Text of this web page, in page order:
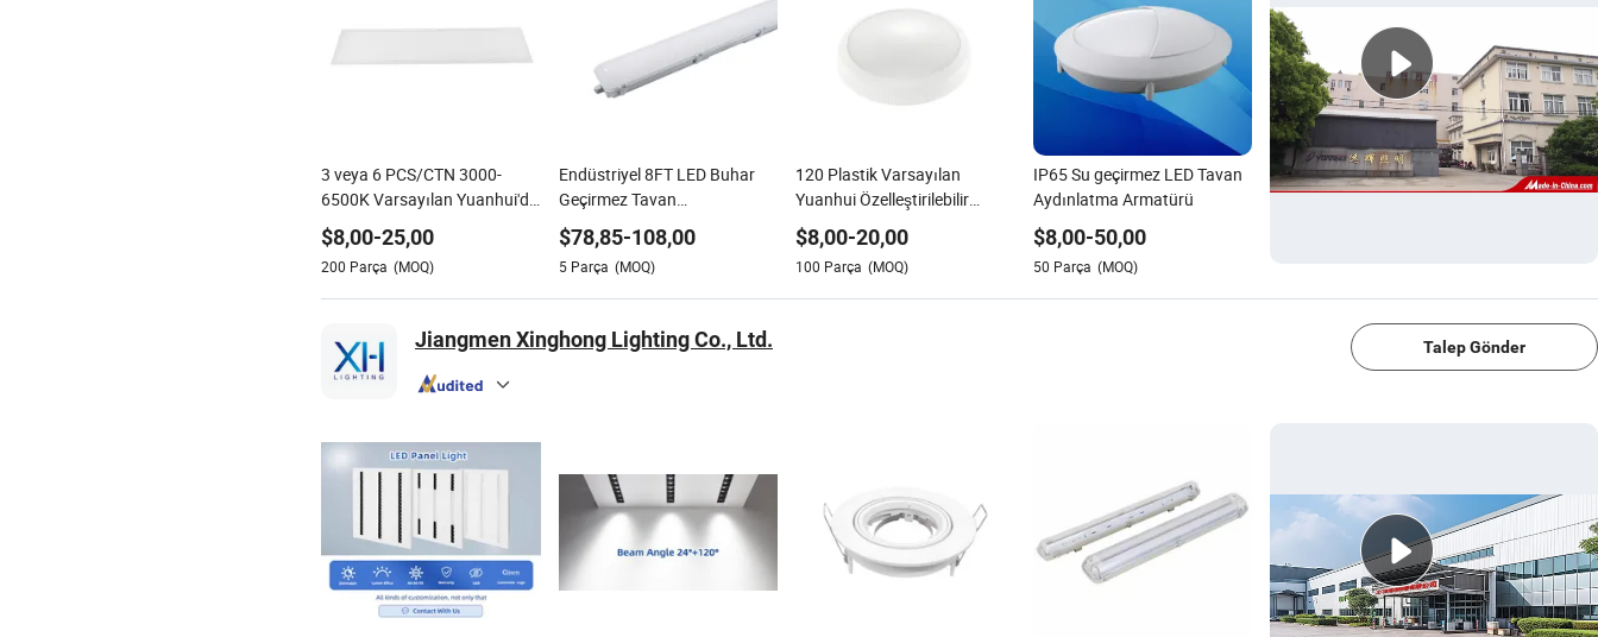
3 veya 6 PCS/CTN 3000-
6500K Varsayılan Yuanhui'dir
Özelleştirilebilir LED Tavan
Aydınlatma Armatürleri
$8,00-25,00
200 Parça (MOQ)
Endüstriyel 8FT LED Buhar
Geçirmez Tavan
Aydınlatması Zorlu Ortamlar
İçin
$78,85-108,00
5 Parça (MOQ)
120 Plastik Varsayılan
Yuanhui Özelleştirilebilir
Tavan Fanı Aydınlatma
Armatürü
$8,00-20,00
100 Parça (MOQ)
IP65 Su geçirmez LED Tavan
Aydınlatma Armatürü
$8,00-50,00
50 Parça (MOQ)
Jiangmen Xinghong Lighting Co., Ltd. Talep Gönder